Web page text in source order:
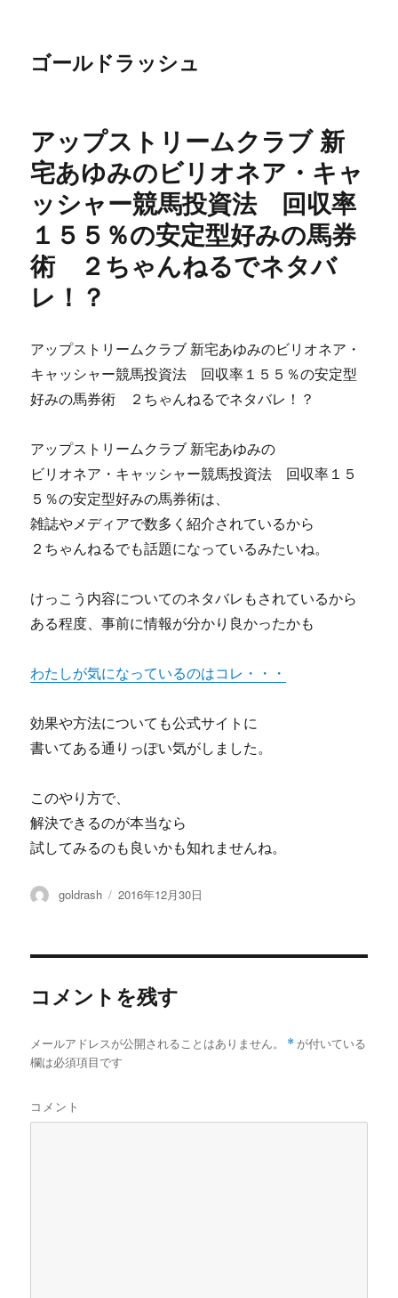
ゴールドラッシュ
アップストリームクラブ 新
宅あゆみのビリオネア・キャ
ッシャー競馬投資法 回収率
１５５％の安定型好みの馬券
術 ２ちゃんねるでネタバ
レ！？
アップストリームクラブ 新宅あゆみのビリオネア・
キャッシャー競馬投資法 回収率１５５％の安定型
好みの馬券術 ２ちゃんねるでネタバレ！？
アップストリームクラブ 新宅あゆみの
ビリオネア・キャッシャー競馬投資法 回収率１５
５％の安定型好みの馬券術は、
雑誌やメディアで数多く紹介されているから
２ちゃんねるでも話題になっているみたいね。
けっこう内容についてのネタバレもされているから
ある程度、事前に情報が分かり良かったかも
わたしが気になっているのはコレ・・・
効果や方法についても公式サイトに
書いてある通りっぽい気がしました。
このやり方で、
解決できるのが本当なら
試してみるのも良いかも知れませんね。
投
goldrash
投
2016年12月30日
コメントを残す
メールアドレスが公開されることはありません。 * が付いている
欄は必須項目です
コメント